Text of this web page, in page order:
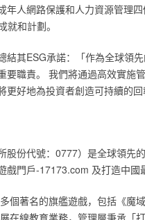
年人網路保護和人力資源管理
和計劃。‎
結其ESG承諾：「作為全球領
要職責。 我們將通過高效實施
更好地為投資者創造可持續的回
股份代號：0777）是全球領先
門戶-17173.com 及打造中國
個著名的旗艦遊戲，包括《魔
在線教育業務，管理層秉承